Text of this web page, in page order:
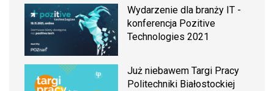
Wydarzenie dla branży IT -
konferencja Pozitive
Technologies 2021
Już niebawem Targi Pracy
Politechniki Białostockiej